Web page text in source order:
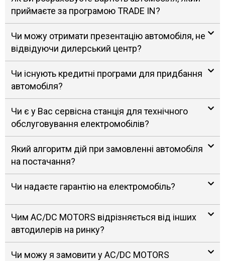
приймаєте за програмою TRADE IN?
Чи можу отримати презентацію автомобіля, не
відвідуючи дилерський центр?
Чи існують кредитні програми для придбання
автомобіля?
Чи є у Вас сервісна станція для технічного
обслуговування електромобілів?
Який алгоритм дій при замовленні автомобіля
на постачання?
Чи надаєте гарантію на електромобіль?
Чим AC/DC MOTORS відрізняється від інших
автодилерів на ринку?
Чи можу я замовити у AC/DC MOTORS